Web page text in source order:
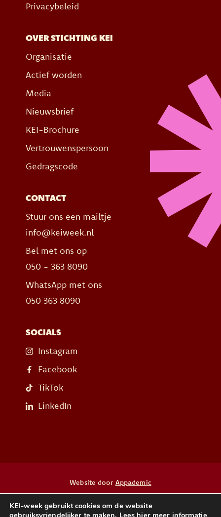
Privacybeleid
OVER STICHTING KEI
Organisatie
Actief worden
Media
Nieuwsbrief
KEI-Brochure
Vertrouwenspersoon
Gedragscode
CONTACT
Stuur ons een mailtje
info@keiweek.nl
Bel met ons op
050 - 363 8090
WhatsApp met ons
050 363 8090
SOCIALS
Instagram
Facebook
TikTok
LinkedIn
Website door Appademic
Heb je een vraag? Neem dan contact op
KEI-week gebruikt cookies om de website
gebruiksvriendelijker te maken. Lees hiermeer informatie